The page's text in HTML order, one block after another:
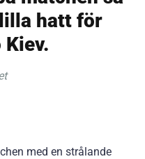
hatt för
Kiev.
med en strålande